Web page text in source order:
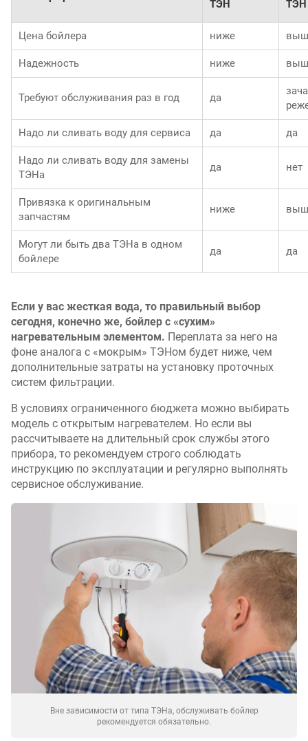
ТЭН ТЭН
Цена бойлера ниже
Надежность ниже
Требуют обслуживания раз в год да
Надо ли сливать воду для сервиса да да
Надо ли сливать воду для замены
ТЭНа
да нет
Привязка к оригинальным
запчастям
ниже
Могут ли быть два ТЭНа в одном
бойлере
да да
Если у вас жесткая вода, то правильный выбор
сегодня, конечно же, бойлер с «сухим»
нагревательным элементом. Переплата за него на
фоне аналога с «мокрым» ТЭНом будет ниже, чем
дополнительные затраты на установку проточных
систем фильтрации.
В условиях ограниченного бюджета можно выбирать
модель с открытым нагревателем. Но если вы
рассчитываете на длительный срок службы этого
прибора, то рекомендуем строго соблюдать
инструкцию по эксплуатации и регулярно выполнять
сервисное обслуживание.
Вне зависимости от типа ТЭНа, обслуживать бойлер
рекомендуется обязательно.